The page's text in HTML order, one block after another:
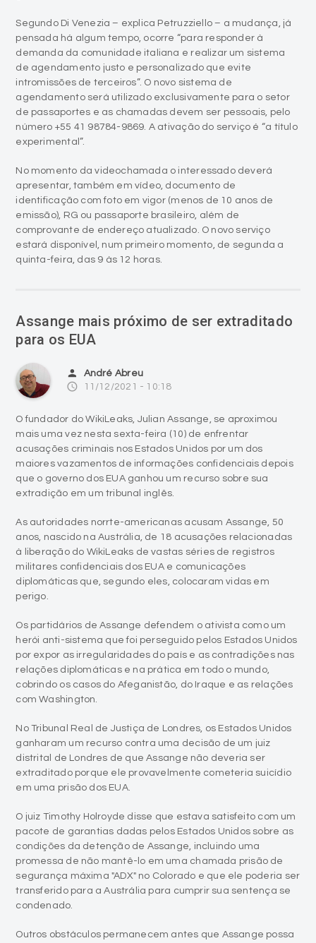
Segundo Di Venezia – explica Petruzziello – a mudança, já
pensada há algum tempo, ocorre “para responder à
demanda da comunidade italiana e realizar um sistema
de agendamento justo e personalizado que evite
intromissões de terceiros”. O novo sistema de
agendamento será utilizado exclusivamente para o setor
de passaportes e as chamadas devem ser pessoais, pelo
número +55 41 98784-9869. A ativação do serviço é “a título
experimental”.
No momento da videochamada o interessado deverá
apresentar, também em vídeo, documento de
identificação com foto em vigor (menos de 10 anos de
emissão), RG ou passaporte brasileiro, além de
comprovante de endereço atualizado. O novo serviço
estará disponível, num primeiro momento, de segunda a
quinta-feira, das 9 às 12 horas.
Assange mais próximo de ser extraditado
para os EUA
person André Abreu
access_time 11/12/2021 - 10:18
O fundador do WikiLeaks, Julian Assange, se aproximou
mais uma vez nesta sexta-feira (10) de enfrentar
acusações criminais nos Estados Unidos por um dos
maiores vazamentos de informações confidenciais depois
que o governo dos EUA ganhou um recurso sobre sua
extradição em um tribunal inglês.
As autoridades norrte-americanas acusam Assange, 50
anos, nascido na Austrália, de 18 acusações relacionadas
à liberação do WikiLeaks de vastas séries de registros
militares confidenciais dos EUA e comunicações
diplomáticas que, segundo eles, colocaram vidas em
perigo.
Os partidários de Assange defendem o ativista como um
herói anti-sistema que foi perseguido pelos Estados Unidos
por expor as irregularidades do país e as contradições nas
relações diplomáticas e na prática em todo o mundo,
cobrindo os casos do Afeganistão, do Iraque e as relações
com Washington.
No Tribunal Real de Justiça de Londres, os Estados Unidos
ganharam um recurso contra uma decisão de um juiz
distrital de Londres de que Assange não deveria ser
extraditado porque ele provavelmente cometeria suicídio
em uma prisão dos EUA.
O juiz Timothy Holroyde disse que estava satisfeito com um
pacote de garantias dadas pelos Estados Unidos sobre as
condições da detenção de Assange, incluindo uma
promessa de não mantê-lo em uma chamada prisão de
segurança máxima "ADX" no Colorado e que ele poderia ser
transferido para a Austrália para cumprir sua sentença se
condenado.
Outros obstáculos permanecem antes que Assange possa